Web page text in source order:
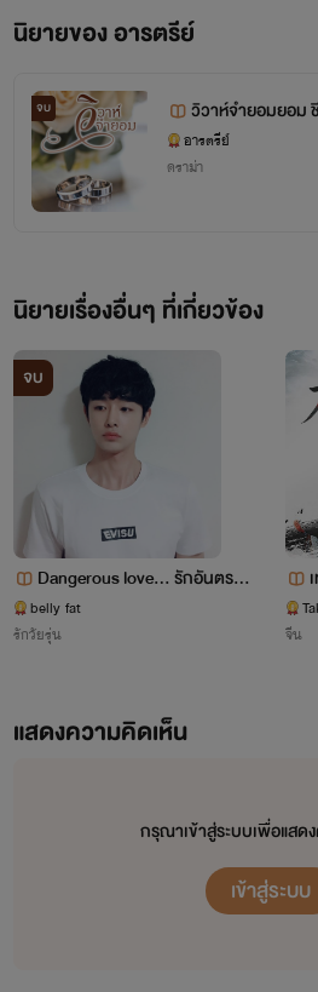
มาตรา ๔ ในพระราชบัญญัตินี้
สร้างสรรค์อย่างใดอย่างหนึ่งที่เป็นง
บัญญัตินี้
"วรรณกรรม" หมายความว่า ง
หนังสือ จุลสาร สิ่งเขียน สิ่งพิมพ์ ป
สุนทรพจน์ และให้หมายความรวม
ด้วย"โปรแกรมคอมพิวเตอร์" หมาย
สิ่งอื่นใดที่นำไปใช้กับเครื่องคอ
คอมพิวเตอร์ทำงานหรือเพื่อให้ได้รับ
ไม่ว่าจะเป็นภาษาโปรแกรมคอมพิวเ
"ทำซ้ำ" หมายความรวมถึง คัดล
เสียงและภาพ จากต้นฉบับ จากสำเ
ในส่วนที่เกี่ยวกับโปรแกรมคอมพิวเต
หรือทำสำเนาโปรแกรมคอมพิวเตอร์
ใด ๆ ในส่วน อันเป็นสาระสำคัญ โ
นิยายของ อารตรีย์
จบ
วิวาห์จำยอมยอม
มดใจคุณเลขา
อารตรีย์
ดราม่า
นิยายเรื่องอื่นๆ ที่เกี่ยวข้อง
จบ
Dangerous love... รักอันตราย
ผู้ชายเจ้าเล่ห์​
belly fat
รักวัยรุ่น
จีน
แสดงความคิดเห็น
กรุณาเข้าสู่ระบบเพื่อแสด
เข้าสู่ระบบ